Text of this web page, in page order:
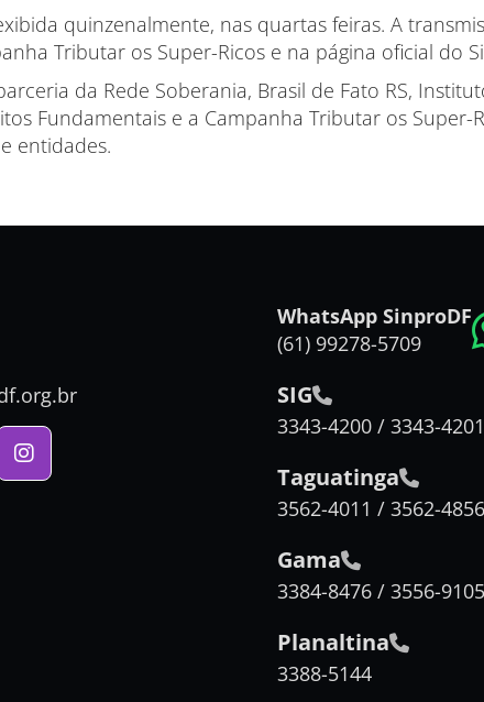
quinzenalmente, nas quartas feiras. A
Tributar os Super-Ricos e na página oficial do
da Rede Soberania, Brasil de Fato RS,
Fundamentais e a Campanha Tributar os Super-
entidades.
WhatsApp SinproDF
(61) 99278-5709
SIG
3343-4200 / 3343-4201
Taguatinga
3562-4011 / 3562-4856
Gama
3384-8476 / 3556-9105
Planaltina
3388-5144